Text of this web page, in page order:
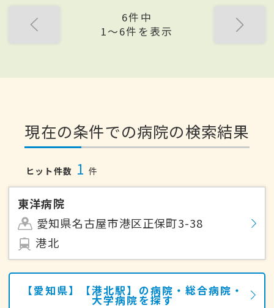
6件中
1〜6件を表示
現在の条件での病院の検索結果
ヒット件数 1 件
東洋病院
愛知県名古屋市港区正保町3-38
港北
【愛知県】【港北駅】の病院・総合病院・
大学病院を探す